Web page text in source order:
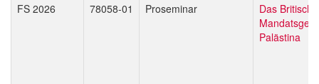
FS 2026 78058-01 Proseminar
Das Britische
Palästina